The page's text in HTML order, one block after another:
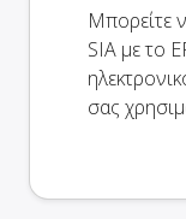
Μπορείτε
SIA με το
σας